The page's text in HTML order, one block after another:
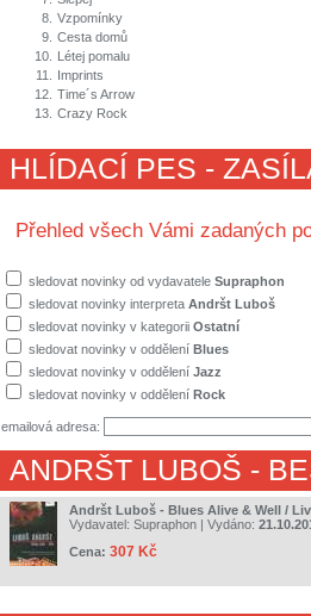
8. Vzpomínky
9. Cesta domů
10.
Létej pomalu
11.
Imprints
12. Time´s Arrow
13. Crazy Rock
HLÍDACÍ PES -
Přehled všech Vámi zadaných
sledovat novinky od vydavatele Supraphon
sledovat novinky interpreta Andršt Luboš
sledovat novinky v kategorii Ostatní
sledovat novinky v oddělení Blues
sledovat novinky v oddělení Jazz
sledovat novinky v oddělení Rock
emailová adresa:
ANDRŠT LUBOŠ -
Andršt Luboš - Blues Alive & Well /
Vydavatel: Supraphon | Vydáno:
Cena: 307 Kč